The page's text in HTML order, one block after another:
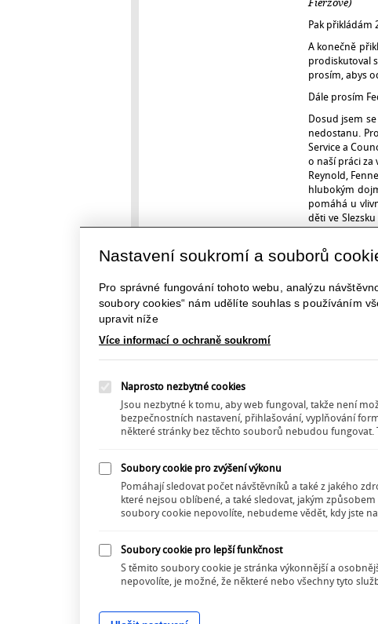
Fierzové)
Pak přikládám
A konečně
prodiskutoval
prosím, abys
Dále prosím
Dosud jsem
nedostanu.
Service a
o naší práci za
Reynold,
hlubokým
pomáhá u
děti ve
britských škol
nebyla
navštívil jsem
V pondělí 21.
z
na 6 měsíční
Německo,
pohovořit
přijel, koho by
S velikou
vyprovodil
Dnes v úterý
Pozdravuju
Váš vděčný
Nastavení soukromí a souborů
Pro správné fungování tohoto webu, analýzu
soubory cookies“ nám udělíte souhlas s používáním
upravit níže
Více informací o ochraně soukromí
Naprosto nezbytné cookies
Jsou nezbytné k tomu, aby web fungoval, takže není
bezpečnostních nastavení, přihlašování, vyplňování
některé stránky bez těchto souborů nebudou
Soubory cookie pro zvýšení výkonu
Pomáhají sledovat počet návštěvníků a také z jakého
které nejsou oblíbené, a také sledovat, jakým
soubory cookie nepovolíte, nebudeme vědět, kdy jste
Soubory cookie pro lepší funkčnost
S těmito soubory cookie je stránka výkonnější a
nepovolíte, je možné, že některé nebo všechny tyto